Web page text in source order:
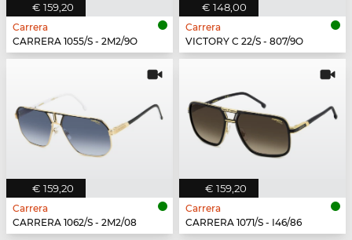
€ 159,20
Carrera
CARRERA 1055/S - 2M2/9O
€ 148,00
Carrera
VICTORY C 22/S - 807/9O
€ 159,20
Carrera
CARRERA 1062/S - 2M2/08
€ 159,20
Carrera
CARRERA 1071/S - I46/86